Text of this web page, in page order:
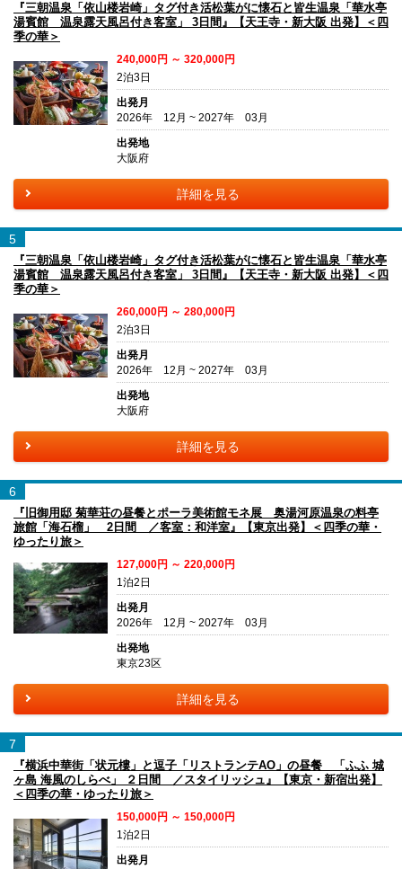
『三朝温泉「依山楼岩崎」タグ付き活松葉がに懐石と皆生温泉「華水亭
湯賓館 温泉露天風呂付き客室」 3日間』【天王寺・新大阪 出発】＜四
季の華＞
240,000円 ～ 320,000円
2泊3日
出発月
2026年 12月 ~ 2027年 03月
出発地
大阪府
詳細を見る
5
『三朝温泉「依山楼岩崎」タグ付き活松葉がに懐石と皆生温泉「華水亭
湯賓館 温泉露天風呂付き客室」 3日間』【天王寺・新大阪 出発】＜四
季の華＞
260,000円 ～ 280,000円
2泊3日
出発月
2026年 12月 ~ 2027年 03月
出発地
大阪府
詳細を見る
6
『旧御用邸 菊華荘の昼餐とポーラ美術館モネ展 奥湯河原温泉の料亭
旅館「海石榴」 2日間 ／客室：和洋室』【東京出発】＜四季の華・
ゆったり旅＞
127,000円 ～ 220,000円
1泊2日
出発月
2026年 12月 ~ 2027年 03月
出発地
東京23区
詳細を見る
7
『横浜中華街「状元樓」と逗子「リストランテAO」の昼餐 「ふふ 城
ヶ島 海風のしらべ」 ２日間 ／スタイリッシュ』【東京・新宿出発】
＜四季の華・ゆったり旅＞
150,000円 ～ 150,000円
1泊2日
出発月